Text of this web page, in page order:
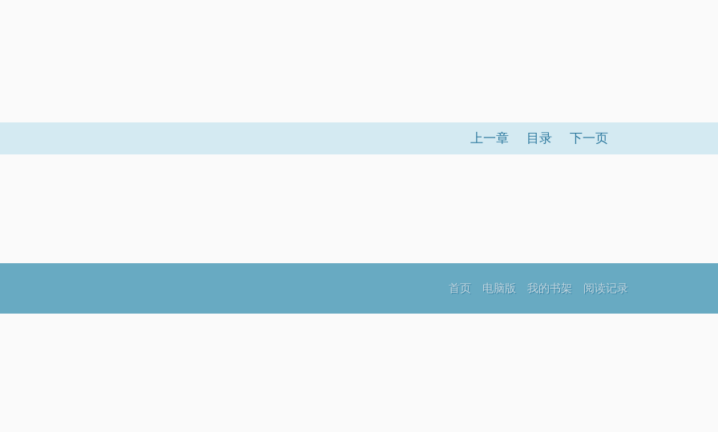
上一章 目录 下一页
首页 电脑版 我的书架 阅读记录